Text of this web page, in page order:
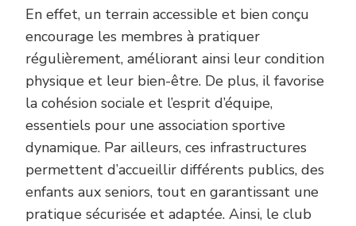
En effet, un terrain accessible et bien conçu
encourage les membres à pratiquer
régulièrement, améliorant ainsi leur condition
physique et leur bien-être. De plus, il favorise
la cohésion sociale et l’esprit d’équipe,
essentiels pour une association sportive
dynamique. Par ailleurs, ces infrastructures
permettent d’accueillir différents publics, des
enfants aux seniors, tout en garantissant une
pratique sécurisée et adaptée. Ainsi, le club